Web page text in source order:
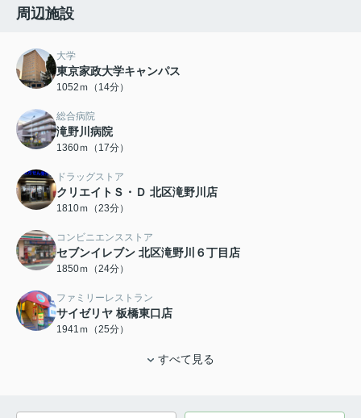
周辺施設
大学
東京家政大学キャンパス
1052ｍ（14分）
総合病院
滝野川病院
1360ｍ（17分）
ドラッグストア
クリエイトＳ・Ｄ 北区滝野川店
1810ｍ（23分）
コンビニエンスストア
セブンイレブン 北区滝野川６丁目店
1850ｍ（24分）
ファミリーレストラン
サイゼリヤ 板橋東口店
1941ｍ（25分）
すべて見る